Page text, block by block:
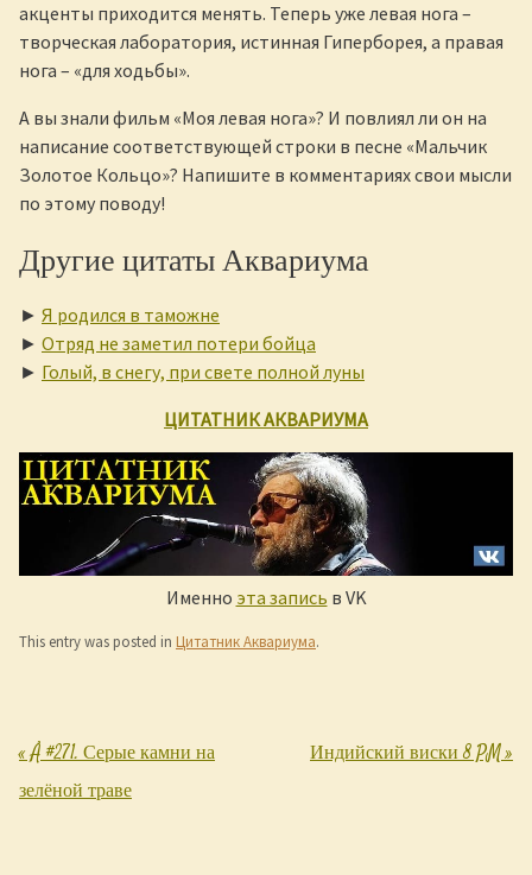
акценты приходится менять. Теперь уже левая нога –
творческая лаборатория, истинная Гиперборея, а правая
нога – «для ходьбы».
А вы знали фильм «Моя левая нога»? И повлиял ли он на
написание соответствующей строки в песне «Мальчик
Золотое Кольцо»? Напишите в комментариях свои мысли
по этому поводу!
Другие цитаты Аквариума
► Я родился в таможне
► Отряд не заметил потери бойца
► Голый, в снегу, при свете полной луны
ЦИТАТНИК АКВАРИУМА
Именно эта запись в VK
This entry was posted in Цитатник Аквариума.
Post navigation
«Å #271. Серые камни на
зелёной траве
Индийский виски 8 PM»